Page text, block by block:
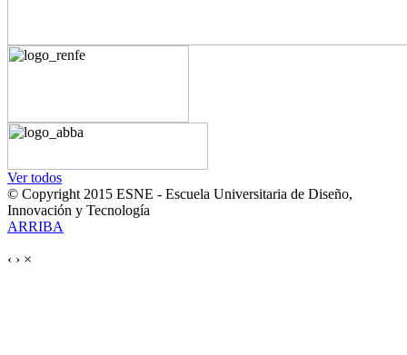
Ver todos
© Copyright 2015 ESNE - Escuela Universitaria de Diseño,
Innovación y Tecnología
ARRIBA
‹ › ×